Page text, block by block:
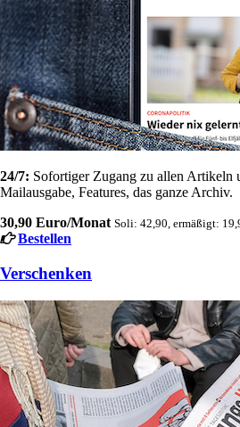
24/7: Sofortiger Zugang zu allen Artikeln
Mailausgabe, Features, das ganze Archiv.
30,90 Euro/Monat Soli: 42,90, ermäßigt:
Bestellen
Verschenken